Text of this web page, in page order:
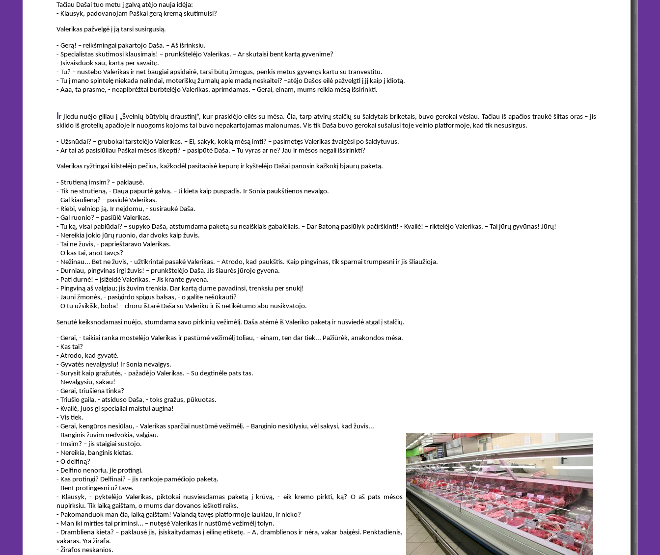
Tačiau Dašai tuo metu į galvą atėjo nauja idėja:
- Klausyk, padovanojam Paškai gerą kremą skutimuisi?
Valerikas pažvelgė į ją tarsi susirgusią.
- Gerą! – reikšmingai pakartojo Daša. – Aš išrinksiu.
- Specialistas skutimosi klausimais! – prunkštelėjo Valerikas. – Ar skutaisi bent kartą gyvenime?
- Įsivaisduok sau, kartą per savaitę.
- Tu? – nustebo Valerikas ir net baugiai apsidairė, tarsi būtų žmogus, penkis metus gyvenęs kartu su tranvestitu.
- Tu į mano spintelę niekada nelindai, moteriškų žurnalų apie madą neskaitei? –atėjo Dašos eilė pažvelgti į jį kaip į idiotą.
- Aaa, ta prasme, - neapibrėžtai burbtelėjo Valerikas, aprimdamas. – Gerai, einam, mums reikia mėsą išsirinkti.
Ir jiedu nuėjo giliau į „Švelnių būtybių draustinį“, kur prasidėjo eilės su mėsa. Čia, tarp atvirų stalčių su šaldytais briketais, buvo gerokai vėsiau. Tačiau iš apačios traukė šiltas oras – jis
sklido iš grotelių apačioje ir nuogoms kojoms tai buvo nepakartojamas malonumas. Vis tik Daša buvo gerokai sušalusi toje velnio platformoje, kad tik nesusirgus.
- Užsnūdai? – grubokai tarstelėjo Valerikas. – Ei, sakyk, kokią mėsą imti? – pasimetęs Valerikas žvalgėsi po šaldytuvus.
- Ar tai aš pasisiūliau Paškai mėsos iškepti? – pasipūtė Daša. – Tu vyras ar ne? Jau ir mėsos negali išsirinkti?
Valerikas ryžtingai kilstelėjo pečius, kažkodėl pasitaoisė kepurę ir kyštelėjo Dašai panosin kažkokį bjaurų paketą.
- Strutieną imsim? – paklausė.
- Tik ne strutieną, - Daųa papurtė galvą. – Ji kieta kaip puspadis. Ir Sonia paukštienos nevalgo.
- Gal kiaulieną? – pasiūlė Valerikas.
- Riebi, velniop ją. Ir neįdomu, - susiraukė Daša.
- Gal ruonio? – pasiūlė Valerikas.
- Tu ką, visai pablūdai? – supyko Daša, atstumdama paketą su neaiškiais gabalėliais. – Dar Batoną pasiūlyk pačirškinti! - Kvailė! – riktelėjo Valerikas. – Tai jūrų gyvūnas! Jūrų!
- Nereikia jokio jūrų ruonio, dar dvoks kaip žuvis.
- Tai ne žuvis, - paprieštaravo Valerikas.
- O kas tai, anot tavęs?
- Nežinau... Bet ne žuvis, - užtikrintai pasakė Valerikas. – Atrodo, kad paukštis. Kaip pingvinas, tik sparnai trumpesni ir jis šliaužioja.
- Durniau, pingvinas irgi žuvis! – prunkštelėjo Daša. Jis šiaurės jūroje gyvena.
- Pati durnė! – įsižeidė Valerikas. – Jis krante gyvena.
- Pingviną aš valgiau; jis žuvim trenkia. Dar kartą durne pavadinsi, trenksiu per snukį!
- Jauni žmonės, - pasigirdo spigus balsas, - o galite nešūkauti?
- O tu užsikišk, boba! – choru ištarė Daša su Valeriku ir iš netikėtumo abu nusikvatojo.
Senutė keiksnodamasi nuėjo, stumdama savo pirkinių vežimėlį. Daša atėmė iš Valeriko paketą ir nusviedė atgal į stalčių.
- Gerai, - taikiai ranka mostelėjo Valerikas ir pastūmė vežimėlį toliau, - einam, ten dar tiek... Pažiūrėk, anakondos mėsa.
- Kas tai?
- Atrodo, kad gyvatė.
- Gyvatės nevalgysiu! Ir Sonia nevalgys.
- Surysit kaip gražutės, - pažadėjo Valerikas. – Su degtinėle pats tas.
- Nevalgysiu, sakau!
- Gerai, triušiena tinka?
- Triušio gaila, - atsiduso Daša, - toks gražus, pūkuotas.
- Kvailė, juos gi specialiai maistui augina!
- Vis tiek.
- Gerai, kengūros nesiūlau, - Valerikas sparčiai nustūmė vežimėlį. – Banginio nesiūlysiu, vėl sakysi, kad žuvis...
- Banginis žuvim nedvokia, valgiau.
- Imsim? – jis staigiai sustojo.
- Nereikia, banginis kietas.
- O delfiną?
- Delfino nenoriu, jie protingi.
- Kas protingi? Delfinai? – jis rankoje pamėčiojo paketą.
- Bent protingesni už tave.
- Klausyk, - pyktelėjo Valerikas, piktokai nusviesdamas paketą į krūvą, - eik kremo pirkti, ką? O aš pats mėsos
nupirksiu. Tik laiką gaištam, o mums dar dovanos ieškoti reiks.
- Pakomanduok man čia, laiką gaištam! Valandą tavęs platformoje laukiau, ir nieko?
- Man iki mirties tai priminsi... – nutęsė Valerikas ir nustūmė vežimėlį tolyn.
- Drambliena kieta? – paklausė jis, įsiskaitydamas į eilinę etiketę. – A, dramblienos ir nėra, vakar baigėsi. Penktadienis,
vakaras. Yra žirafa.
- Žirafos neskanios.